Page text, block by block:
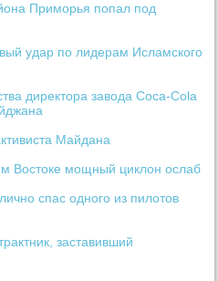
Приморья попал под
удар по лидерам Исламского
директора завода Coca-Cola
Майдана
Востоке мощный циклон ослаб
спас одного из пилотов
заставивший